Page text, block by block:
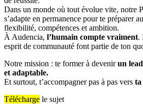
Dans un monde où tout évolue vite, notre
s’adapte en permanence pour te préparer
flexibilité, compétences et ambition.
À Audencia, l’humain compte vraiment.
esprit de communauté font partie de ton
Notre mission : te former à devenirun
et adaptable.
Et surtout, t’accompagner pas à pas vers ta
Télécharge le sujet